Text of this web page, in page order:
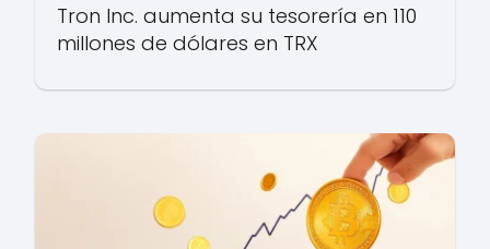
Tron Inc. aumenta su tesorería en 110
millones de dólares en TRX